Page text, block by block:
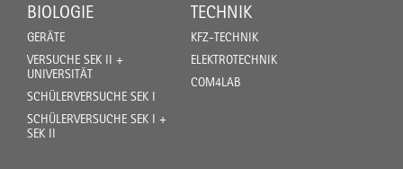
BIOLOGIE
GERÄTE
VERSUCHE SEK II +
UNIVERSITÄT
SCHÜLERVERSUCHE SEK I
SCHÜLERVERSUCHE SEK I +
SEK II
TECHNIK
KFZ-TECHNIK
ELEKTROTECHNIK
COM4LAB